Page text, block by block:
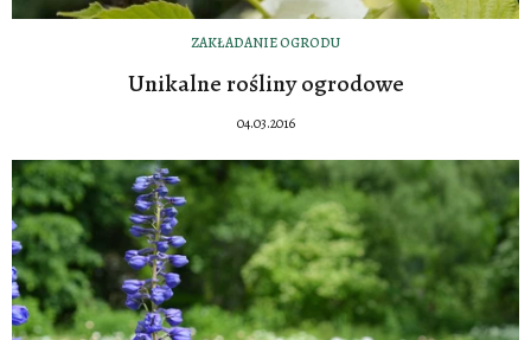
ZAKŁADANIE OGRODU
Unikalne rośliny ogrodowe
04.03.2016